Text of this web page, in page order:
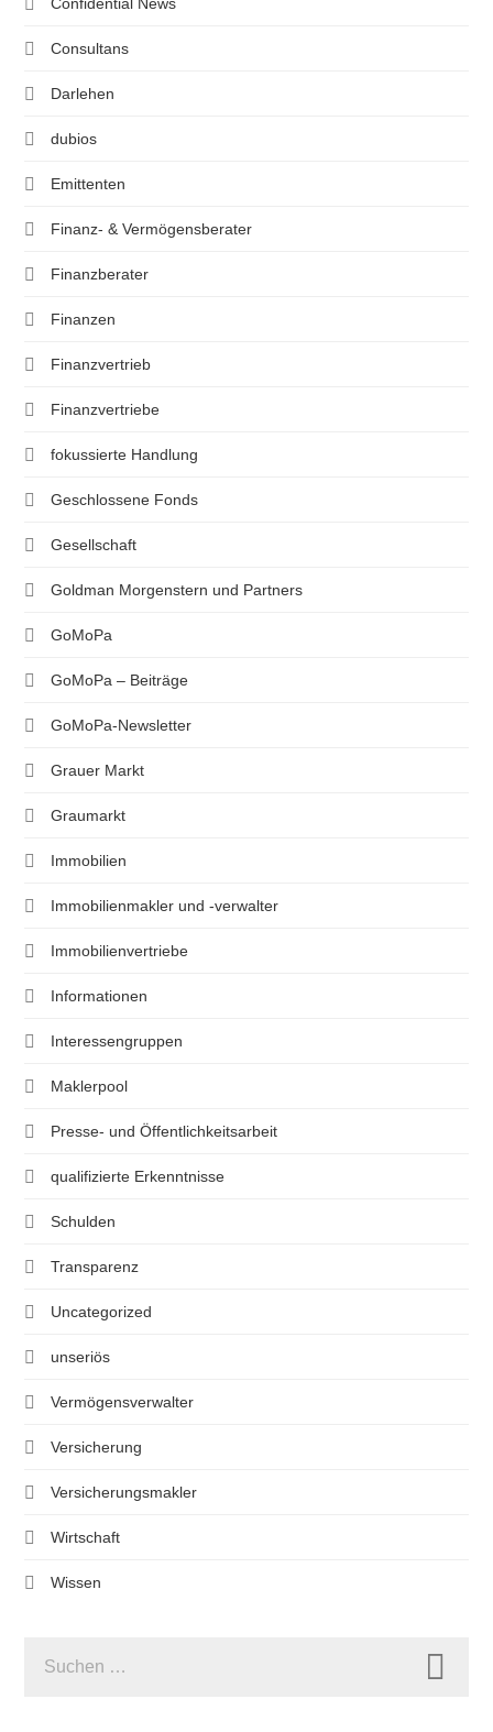
Consultans
Darlehen
dubios
Emittenten
Finanz- & Vermögensberater
Finanzberater
Finanzen
Finanzvertrieb
Finanzvertriebe
fokussierte Handlung
Geschlossene Fonds
Gesellschaft
Goldman Morgenstern und Partners
GoMoPa
GoMoPa – Beiträge
GoMoPa-Newsletter
Grauer Markt
Graumarkt
Immobilien
Immobilienmakler und -verwalter
Immobilienvertriebe
Informationen
Interessengruppen
Maklerpool
Presse- und Öffentlichkeitsarbeit
qualifizierte Erkenntnisse
Schulden
Transparenz
Uncategorized
unseriös
Vermögensverwalter
Versicherung
Versicherungsmakler
Wirtschaft
Wissen
NACH: